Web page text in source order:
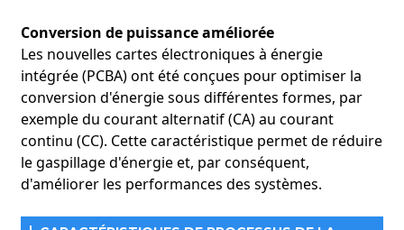
Conversion de puissance améliorée
Les nouvelles cartes électroniques à énergie
intégrée (PCBA) ont été conçues pour optimiser la
conversion d'énergie sous différentes formes, par
exemple du courant alternatif (CA) au courant
continu (CC). Cette caractéristique permet de réduire
le gaspillage d'énergie et, par conséquent,
d'améliorer les performances des systèmes.